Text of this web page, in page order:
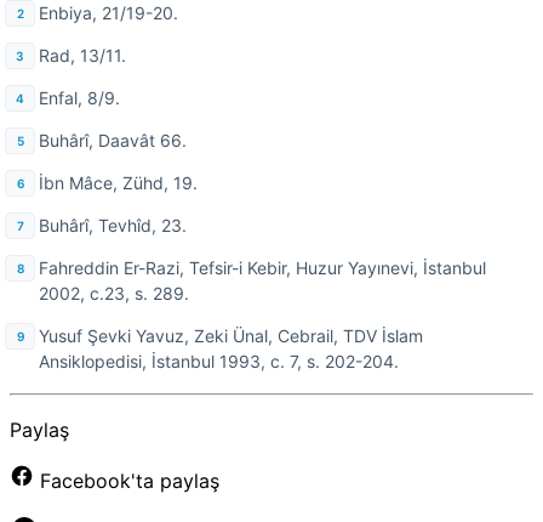
Enbiya, 21/19-20.
Rad, 13/11.
Enfal, 8/9.
Buhârî, Daavât 66.
İbn Mâce, Zühd, 19.
Buhârî, Tevhîd, 23.
Fahreddin Er-Razi, Tefsir-i Kebir, Huzur Yayınevi, İstanbul
2002, c.23, s. 289.
Yusuf Şevki Yavuz, Zeki Ünal, Cebrail, TDV İslam
Ansiklopedisi, İstanbul 1993, c. 7, s. 202-204.
Paylaş
Facebook'ta paylaş